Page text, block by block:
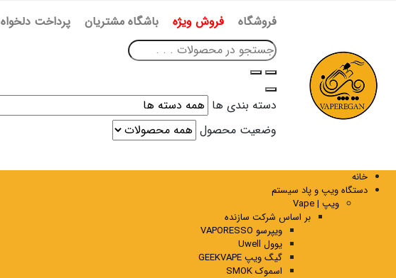
فروشگاه فروش ویژه باشگاه مشتریان پرداخت دلخواه
دسته بندی ها
وضعیت محصول
خانه
دستگاه ویپ و پاد سیستم
ویپ | Vape
بر اساس شرکت سازنده
ویپرسو VAPORESSO
یوول Uwell
گیگ ویپ GEEKVAPE
اسموک SMOK